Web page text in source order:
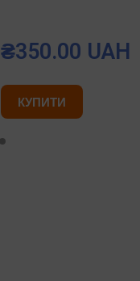
₴350.00 UAH
КУПИТИ